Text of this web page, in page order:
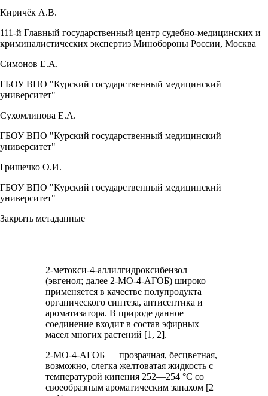
Киричёк А.В.
111-й Главный государственный центр судебно-медицинских и
криминалистических экспертиз Минобороны России, Москва
Симонов Е.А.
ГБОУ ВПО "Курский государственный медицинский
университет"
Сухомлинова Е.А.
ГБОУ ВПО "Курский государственный медицинский
университет"
Гришечко О.И.
ГБОУ ВПО "Курский государственный медицинский
университет"
Закрыть метаданные
2-метокси-4-аллилгидроксибензол
(эвгенол; далее 2-МО-4-АГОБ) широко
применяется в качестве полупродукта
органического синтеза, антисептика и
ароматизатора. В природе данное
соединение входит в состав эфирных
масел многих растений [1, 2].
2-МО-4-АГОБ — прозрачная, бесцветная,
возможно, слегка желтоватая жидкость с
температурой кипения 252—254 °С со
своеобразным ароматическим запахом [2